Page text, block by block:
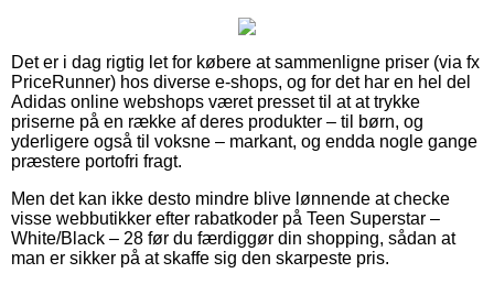
Det er i dag rigtig let for købere at sammenligne priser (via fx
PriceRunner) hos diverse e-shops, og for det har en hel del
Adidas online webshops været presset til at at trykke
priserne på en række af deres produkter – til børn, og
yderligere også til voksne – markant, og endda nogle gange
præstere portofri fragt.
Men det kan ikke desto mindre blive lønnende at checke
visse webbutikker efter rabatkoder på Teen Superstar –
White/Black – 28 før du færdiggør din shopping, sådan at
man er sikker på at skaffe sig den skarpeste pris.